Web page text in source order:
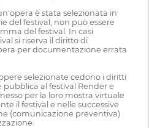
è stata selezionata in
del festival, non può essere
del festival. In casi
si riserva il diritto di
per documentazione errata
selezionate cedono i diritti
al festival Render e
per la loro mostra virtuale
il festival e nelle successive
(comunicazione preventiva)